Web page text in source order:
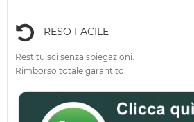
RESO FACILE
Restituisci senza spiegazioni.
Rimborso totale garantito.